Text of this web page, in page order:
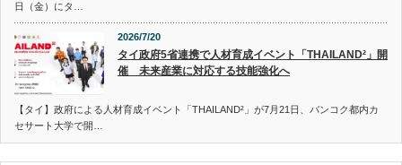
日（金）にタ…
2026/7/20
タイ政府5省連携で人材育成イベント「THAILAND²」開
催 未来産業に対応する技能強化へ
【タイ】政府による人材育成イベント「THAILAND²」が7月21日、バンコク都内カ
セサート大学で開…